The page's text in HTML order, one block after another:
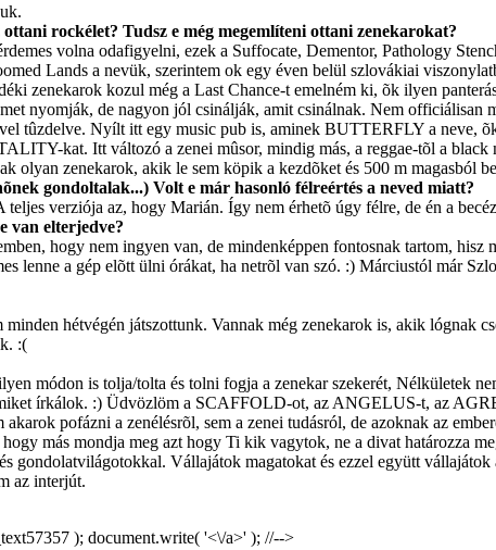
rockélet? Tudsz e még megemlíteni ottani zenekarokat?
volna odafigyelni, ezek a Suffocate, Dementor, Pathology
Lands a nevük, szerintem ok egy éven belül szlovákiai
zenekarok kozul még a Last Chance-t emelném ki, õk ilyen
nyomják, de nagyon jól csinálják, amit csinálnak. Nem
tûzdelve. Nyílt itt egy music pub is, aminek BUTTERFLY a neve,
kat. Itt változó a zenei mûsor, mindig más, a reggae-tõl a
olyan zenekarok, akik le sem köpik a kezdõket és 500 m magasból
gondoltalak...) Volt e már hasonló félreértés a neved miatt?
verziója az, hogy Marián. Így nem érhetõ úgy félre, de én a
van elterjedve?
hogy nem ingyen van, de mindenképpen fontosnak tartom,
lenne a gép elõtt ülni órákat, ha netrõl van szó. :) Márciustól már
hétvégén játszottunk. Vannak még zenekarok is, akik lógnak
:(
módon is tolja/tolta és tolni fogja a zenekar szekerét, Nélkületek
írkálok. :) Üdvözlöm a SCAFFOLD-ot, az ANGELUS-t, az
pofázni a zenélésrõl, sem a zenei tudásról, de azoknak az
más mondja meg azt hogy Ti kik vagytok, ne a divat határozza
gondolatvilágotokkal. Vállajátok magatokat és ezzel együtt
az interjút.
); document.write( '<\/a>' ); //-->